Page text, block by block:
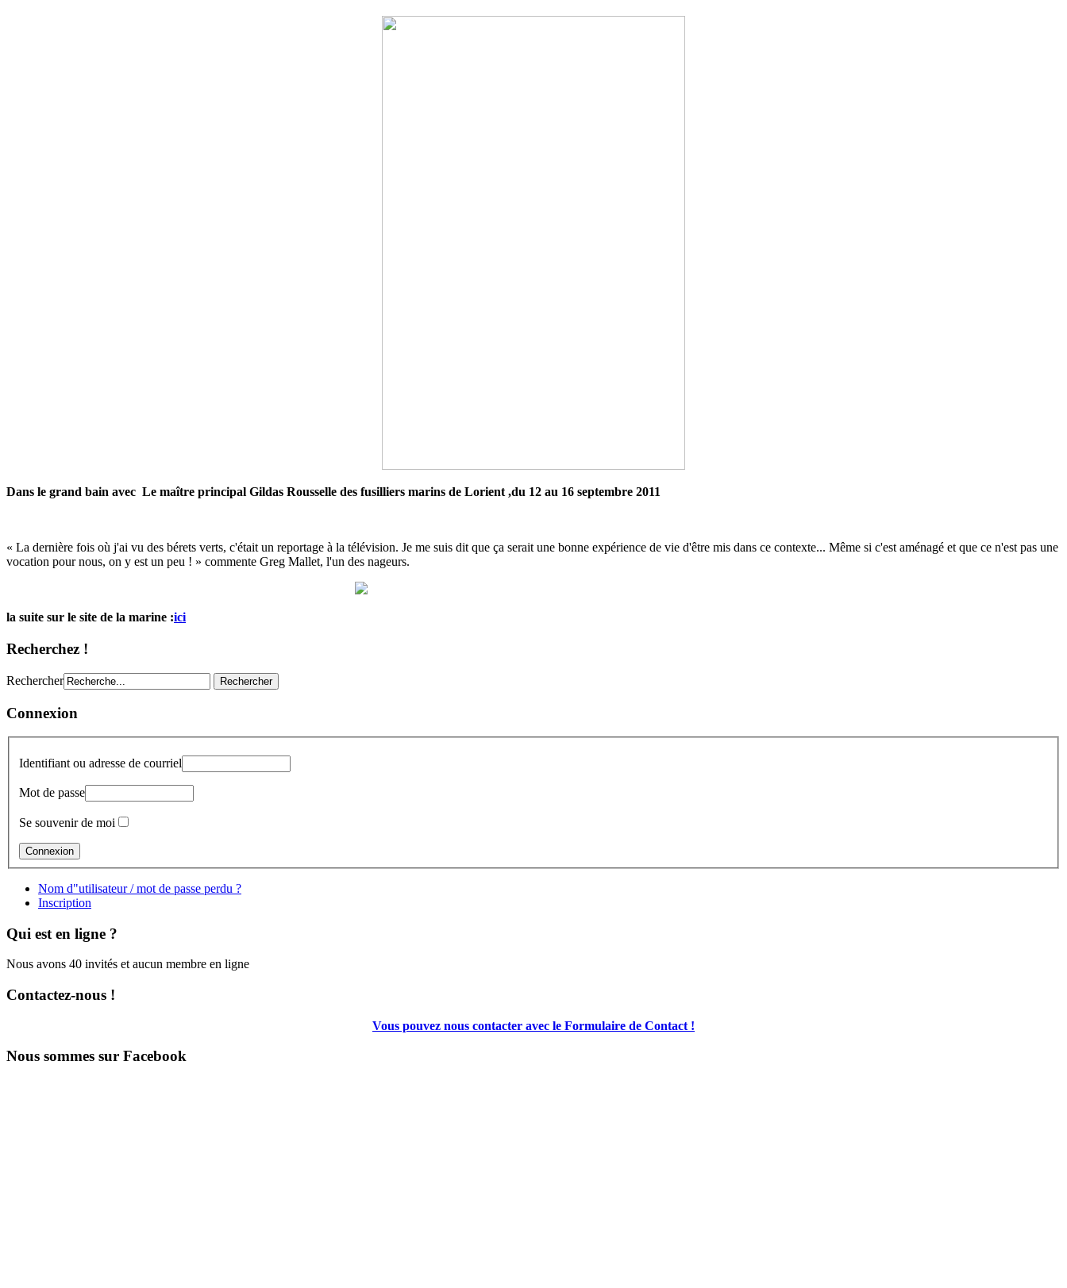
Dans le grand bain avec Le maître principal Gildas Rousselle des fusilliers marins de Lorient ,du 12 au 16 septembre 2011
« La dernière fois où j'ai vu des bérets verts, c'était un reportage à la télévision. Je me suis dit que ça serait une bonne expérience de vie d'être mis dans ce contexte... Même si c'est aménagé et que ce n'est pas une
vocation pour nous, on y est un peu ! » commente Greg Mallet, l'un des nageurs.
la suite sur le site de la marine :ici
Recherchez !
Rechercher
Connexion
Identifiant ou adresse de courriel
Mot de passe
Se souvenir de moi
Nom d"utilisateur / mot de passe perdu ?
Inscription
Qui est en ligne ?
Nous avons 40 invités et aucun membre en ligne
Contactez-nous !
Vous pouvez nous contacter avec le Formulaire de Contact !
Nous sommes sur Facebook